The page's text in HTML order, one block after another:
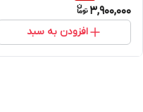
3,900,000
افزودن به سبد